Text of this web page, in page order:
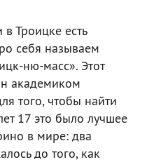
Троицке есть
себя называем
ню-масс». Этот
академиком
того, чтобы найти
17 это было лучшее
в мире: два
до того, как